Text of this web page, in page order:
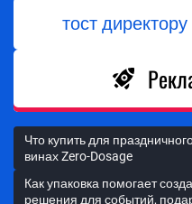
тост
Что купить для
винах Zero-Dosage
Как упаковка помогает
решения для событий,